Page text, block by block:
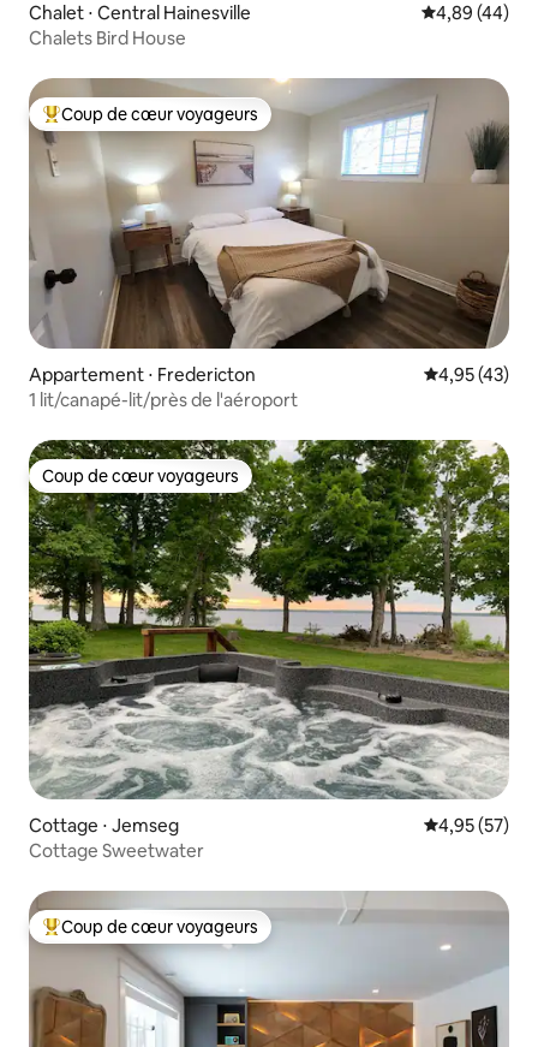
Chalet ⋅ Central Hainesville Évaluation
4,89 (44)
Chalets Bird House
Coups de cœur voyageurs les plus appréciés
Coup de cœur voyageurs
Appartement ⋅ Fredericton Évaluation
4,95 (43)
1 lit/canapé-lit/près de l'aéroport
Coup de cœur voyageurs
Coup de cœur voyageurs
Cottage ⋅ Jemseg Évaluation
4,95 (57)
Cottage Sweetwater
Coups de cœur voyageurs les plus appréciés
Coup de cœur voyageurs